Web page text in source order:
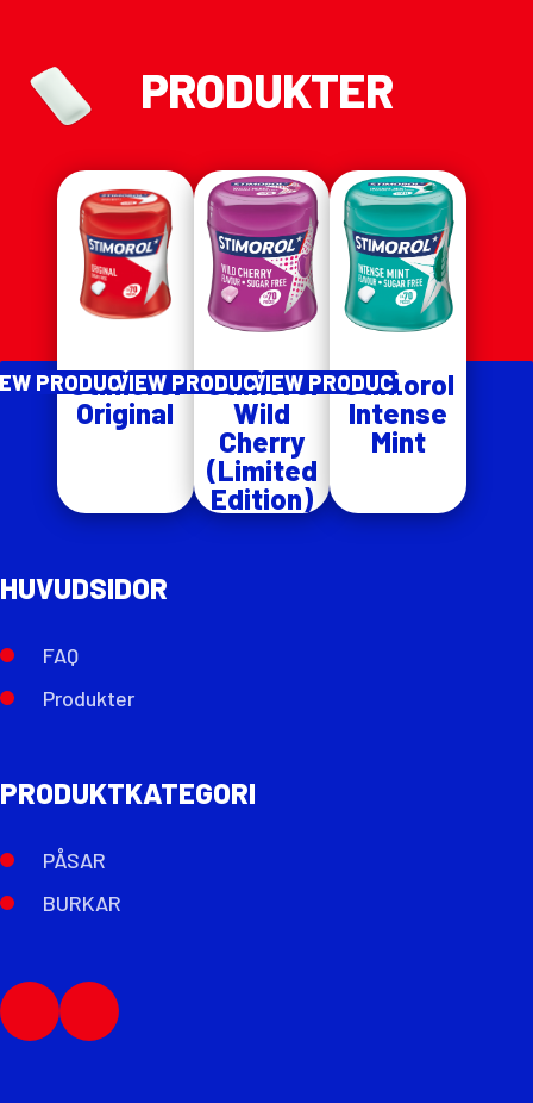
PRODUKTER
Stimorol
Original
PRODUCT
Stimorol
Wild
Cherry
(Limited
Edition)
VIEW PRODUCT
Stimorol
Intense
Mint
VIEW PRODUCT
HUVUDSIDOR
FAQ
Produkter
PRODUKTKATEGORI
PÅSAR
BURKAR